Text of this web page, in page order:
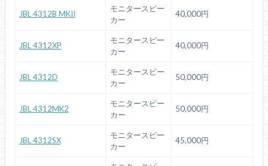
JBL 4312B MKII
モニタースピー
カー
40,000円
JBL 4312XP
モニタースピー
カー
40,000円
JBL 4312D
モニタースピー
カー
50,000円
JBL 4312MK2
モニタースピー
カー
50,000円
JBL 4312SX
モニタースピー
カー
45,000円